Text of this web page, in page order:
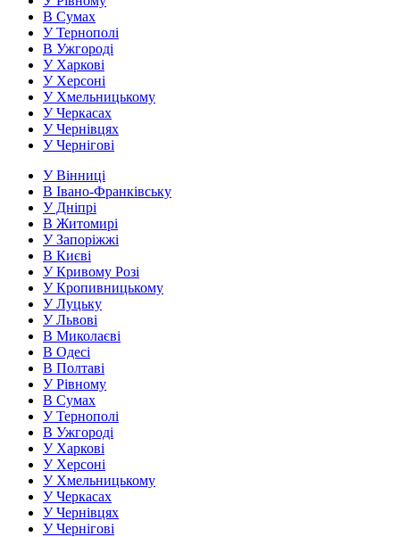
В Сумах
У Тернополі
В Ужгороді
У Харкові
У Херсоні
У Хмельницькому
У Черкасах
У Чернівцях
У Чернігові
У Вінниці
В Івано-Франківську
У Дніпрі
В Житомирі
У Запоріжжі
В Києві
У Кривому Розі
У Кропивницькому
У Луцьку
У Львові
В Миколаєві
В Одесі
В Полтаві
У Рівному
В Сумах
У Тернополі
В Ужгороді
У Харкові
У Херсоні
У Хмельницькому
У Черкасах
У Чернівцях
У Чернігові